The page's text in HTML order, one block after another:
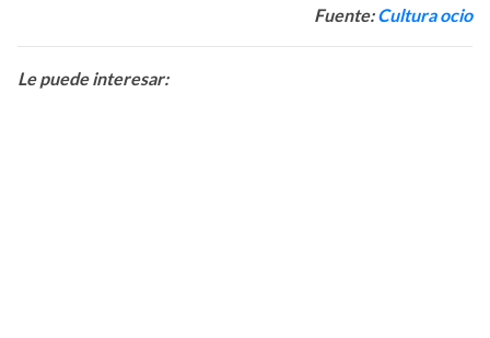
Fuente:Cultura ocio
Le puede interesar: